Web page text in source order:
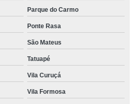
Parque do Carmo
Ponte Rasa
São Mateus
Tatuapé
Vila Curuçá
Vila Formosa